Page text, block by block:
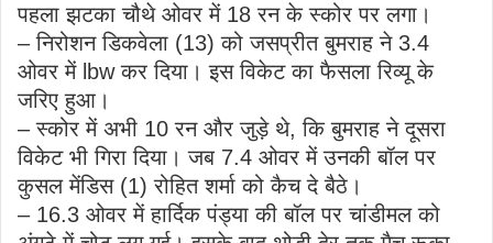
पहला झटका चौथे ओवर में 18 रन के स्कोर पर लगा।
– निरोशन डिकवेला (13) को जसप्रीत बुमराह ने 3.4
ओवर में lbw कर दिया। इस विकेट का फैसला रिव्यू के
जरिए हुआ।
– स्कोर में अभी 10 रन और जुड़े थे, कि बुमराह ने दूसरा
विकेट भी गिरा दिया। जब 7.4 ओवर में उनकी बॉल पर
कुसल मेंडिस (1) रोहित शर्मा को कैच दे बैठे।
– 16.3 ओवर में हार्दिक पंड्या की बॉल पर चांडीमल को